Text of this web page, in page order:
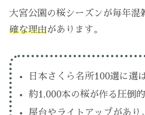
大宮公園の桜シーズンが毎年混
確な理由があります。
日本さくら名所100選に選
約1,000本の桜が作る圧倒
屋台やライトアップがあり